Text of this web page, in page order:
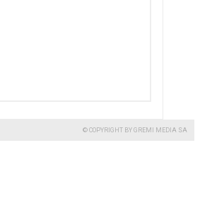
© COPYRIGHT BY GREMI MEDIA SA